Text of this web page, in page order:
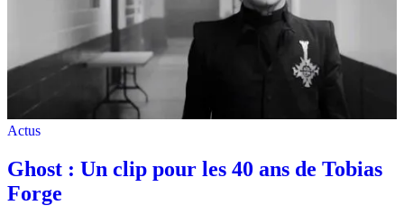
Actus
Ghost : Un clip pour les 40 ans de Tobias
Forge